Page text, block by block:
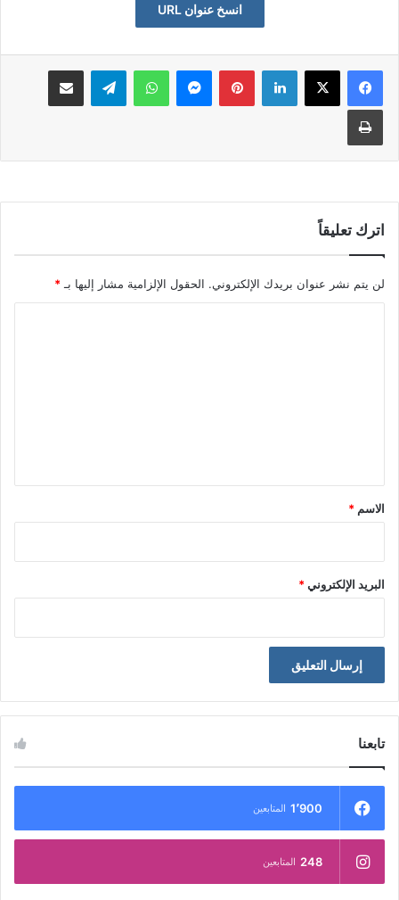
انسخ عنوان URL
لينكدإن بينتيريستماسنجر واتساب تيلقرام مشاكة بواسطة البريد الالكتروني
طباعة
اترك تعليقاً
لن يتم نشر عنوان بريدك الإلكتروني. الحقول الإلزامية مشار إليها بـ *
*
الاسم *
البريد الإلكتروني*
تابعنا
1٬900 المتابعين
248 المتابعين